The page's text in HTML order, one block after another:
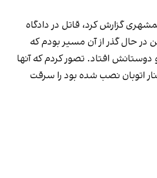
گزارش کرد، قاتل در دادگاه
در حال گذر از آن مسیر بودم که
افتاد. تصور کردم که آنها
اتوبان نصب شده بود را سرقت